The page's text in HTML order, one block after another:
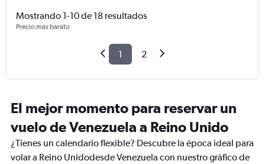
Mostrando 1-10 de 18 resultados
Precio más barato
1 2
El mejor momento para reservar un
vuelo de Venezuela a Reino Unido
¿Tienes un calendario flexible? Descubre la época ideal para
volar a Reino Unidodesde Venezuela con nuestro gráfico de